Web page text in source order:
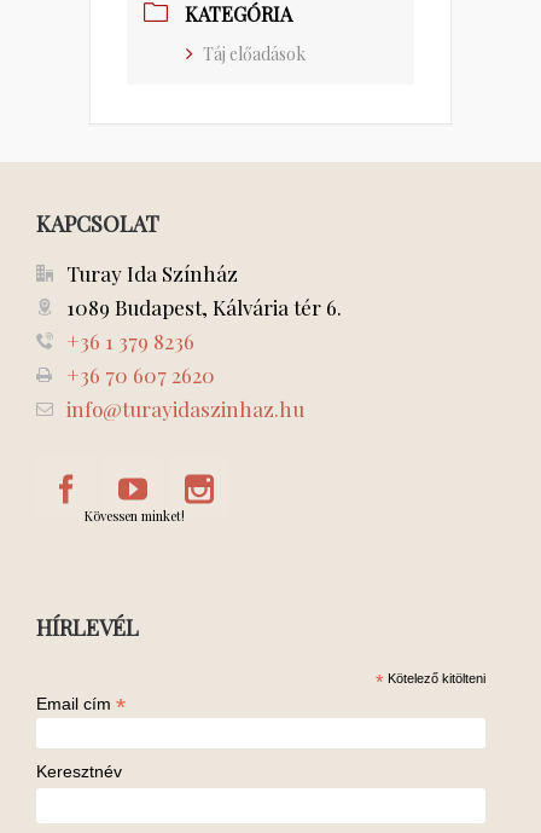
KATEGÓRIA
Táj előadások
KAPCSOLAT
Turay Ida Színház
1089 Budapest, Kálvária tér 6.
+36 1 379 8236
+36 70 607 2620
info@turayidaszinhaz.hu
Kövessen minket!
HÍRLEVÉL
* Kötelező kitölteni
Email cím *
Keresztnév